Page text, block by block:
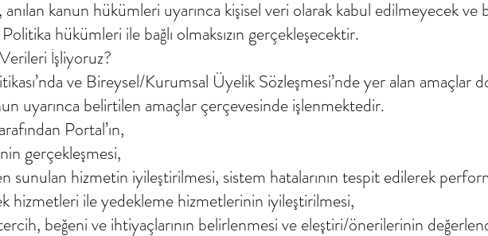
kanun hükümleri uyarınca kişisel veri olarak kabul edilmeyecek ve
hükümleri ile bağlı olmaksızın gerçekleşecektir.
İşliyoruz?
ve Bireysel/Kurumsal Üyelik Sözleşmesi’nde yer alan amaçlar
uyarınca belirtilen amaçlar çerçevesinde işlenmektedir.
Portal’ın,
gerçekleşmesi,
sunulan hizmetin iyileştirilmesi, sistem hatalarının tespit edilerek
hizmetleri ile yedekleme hizmetlerinin iyileştirilmesi,
beğeni ve ihtiyaçlarının belirlenmesi ve eleştiri/önerilerinin